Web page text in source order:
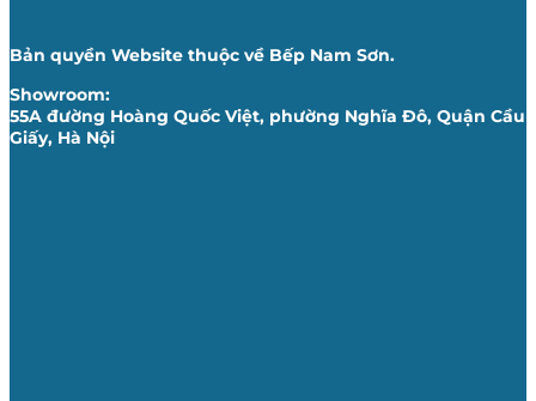
Bản quyền Website thuộc về Bếp Nam Sơn.
Showroom:
55A đường Hoàng Quốc Việt, phường Nghĩa Đô, Quận Cầu
Giấy, Hà Nội